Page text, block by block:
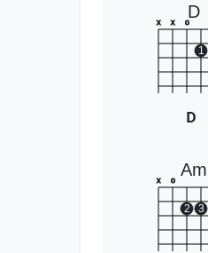
D
x x o
1
D
Am
x o
2 3